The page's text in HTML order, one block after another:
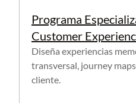
Programa
Customer
Diseña experiencias
transversal, journey
cliente.